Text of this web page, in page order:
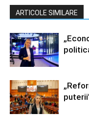
ARTICOLE SIMILARE